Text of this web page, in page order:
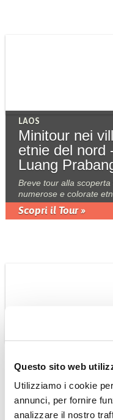
Questo sito web
Utilizziamo i cookie
annunci, per fornire
analizzare il nostro
LAOS
Minitour nei
etnie del nord
Luang
Breve tour alla scoperta
numerose e colorate
Scopri il Tour »
NEPAL
Nepal -
Hill
Trekking leggero e tour